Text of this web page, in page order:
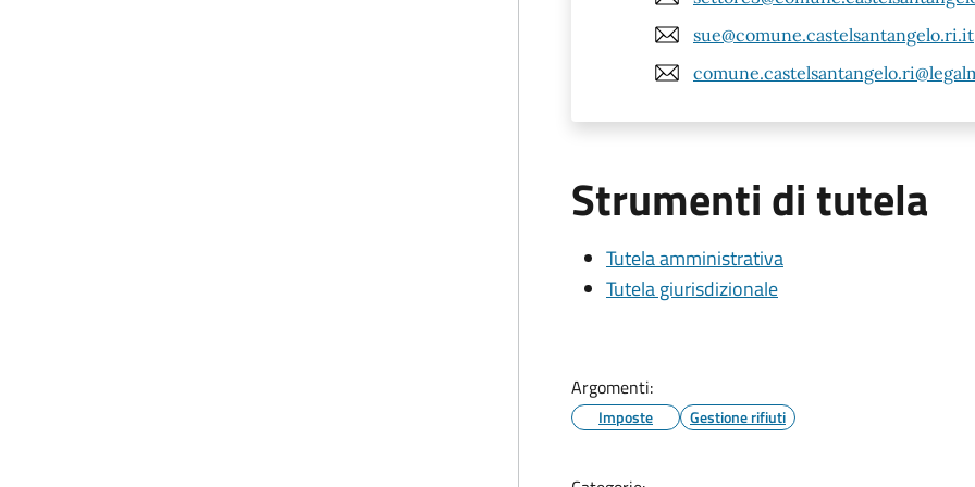
sue@comune.castelsantangelo.ri.it
Strumenti di tutela
Tutela amministrativa
Tutela giurisdizionale
Argomenti:
Imposte Gestione rifiuti